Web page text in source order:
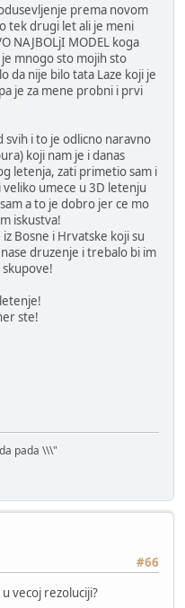
prema novom
tek drugi let ali je meni
NAJBOLjI MODEL koga
mnogo sto mojih sto
da nije bilo tata Laze koji je
je za mene probni i prvi
i to je odlicno naravno
koji nam je i danas
letenja, zati primetio sam i
umece u 3D letenju
a to je dobro jer ce mo
iskustva!
Bosne i Hrvatske koji su
druzenje i trebalo bi im
ste!
pada \\\"
#66
vecoj rezoluciji?